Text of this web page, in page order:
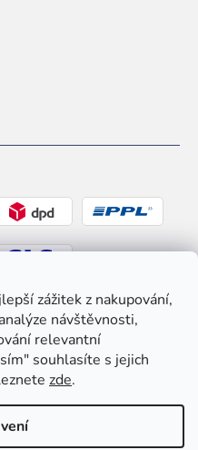
zážitek z nakupování,
návštěvnosti,
relevantní
souhlasíte s jejich
zde.
Tebe